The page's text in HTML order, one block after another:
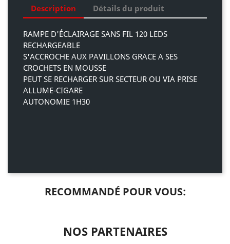
Description Détails du produit
RAMPE D'ÉCLAIRAGE SANS FIL 120 LEDS
RECHARGEABLE
S'ACCROCHE AUX PAVILLONS GRACE A SES
CROCHETS EN MOUSSE
PEUT SE RECHARGER SUR SECTEUR OU VIA PRISE
ALLUME-CIGARE
AUTONOMIE 1H30
RECOMMANDÉ POUR VOUS:
NOS PARTENAIRES